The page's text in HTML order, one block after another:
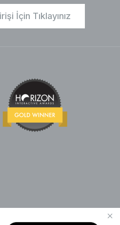
İçin Tıklayınız